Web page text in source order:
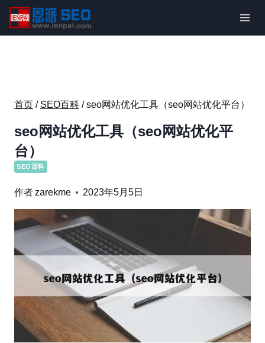
内
首页 / SEO百科 / seo网站优化工具（seo网站优化平台）
seo网站优化工具（seo网站优化平
台）
SEO百科
作者zarekme 2023年5月5日